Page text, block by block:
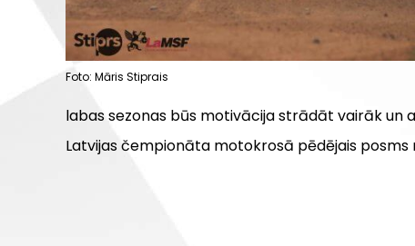
Foto: Māris Stiprais
labas sezonas būs motivācija strādāt vairāk un
Latvijas čempionāta motokrosā pēdējais posms